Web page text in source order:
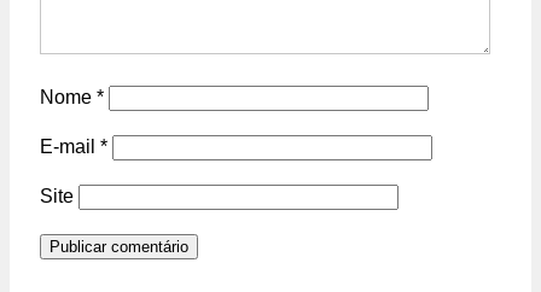
Nome *
E-mail *
Site